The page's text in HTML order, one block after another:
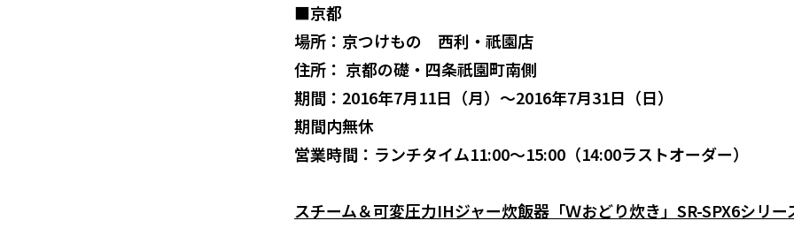
■京都
場所：京つけもの 西利・祇園店
住所： 京都の礎・四条祇園町南側
期間：2016年7月11日（月）～2016年7月31日（日）
期間内無休
営業時間：ランチタイム11:00～15:00（14:00ラストオーダー）
スチーム＆可変圧力IHジャー炊飯器「Ｗおどり炊き」SR-SPX6シリー